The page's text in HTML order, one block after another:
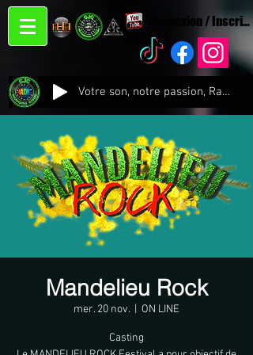
Connexion /
Votre son, notre passion, Radio CJC Recording Studio , là où chaque note prend vie !
Mandelieu Rock
mer. 20 nov. ON LINE
Casting